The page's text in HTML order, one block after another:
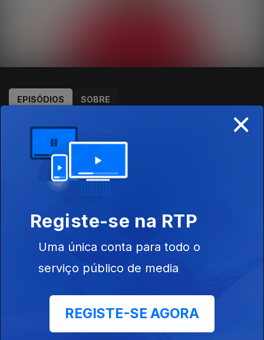
EPISÓDIOS SOBRE
589553
Instale a aplicação RTP Play
Disponível para iOS, Android, Apple TV, Android TV e
CarPlay
×
Registe-se na RTP
Uma única conta para todo o
serviço público de media
REGISTE-SE AGORA